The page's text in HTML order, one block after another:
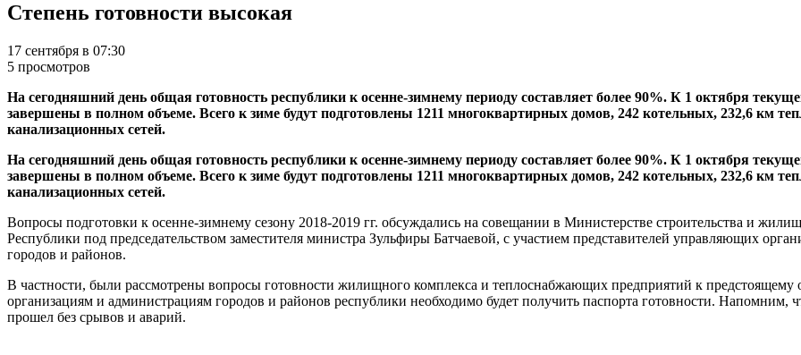
Степень готовности высокая
17 сентября в 07:30
5 просмотров
На сегодняшний день общая готовность республики к осенне-зимнему периоду составляет более 90%. К 1 октября
завершены в полном объеме. Всего к зиме будут подготовлены 1211 многоквартирных домов, 242 котельных, 232,6 км
канализационных сетей.
На сегодняшний день общая готовность республики к осенне-зимнему периоду составляет более 90%. К 1 октября
завершены в полном объеме. Всего к зиме будут подготовлены 1211 многоквартирных домов, 242 котельных, 232,6 км
канализационных сетей.
Вопросы подготовки к осенне-зимнему сезону 2018-2019 гг. обсуждались на совещании в Министерстве строительства и
Республики под председательством заместителя министра Зульфиры Батчаевой, с участием представителей управляющих
городов и районов.
В частности, были рассмотрены вопросы готовности жилищного комплекса и теплоснабжающих предприятий к
организациям и администрациям городов и районов республики необходимо будет получить паспорта готовности.
прошел без срывов и аварий.